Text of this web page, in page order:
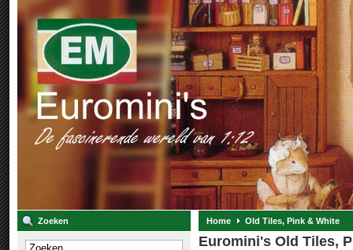
Zoeken Home Old Tiles, Pink & White
Euromini's Old Tiles,